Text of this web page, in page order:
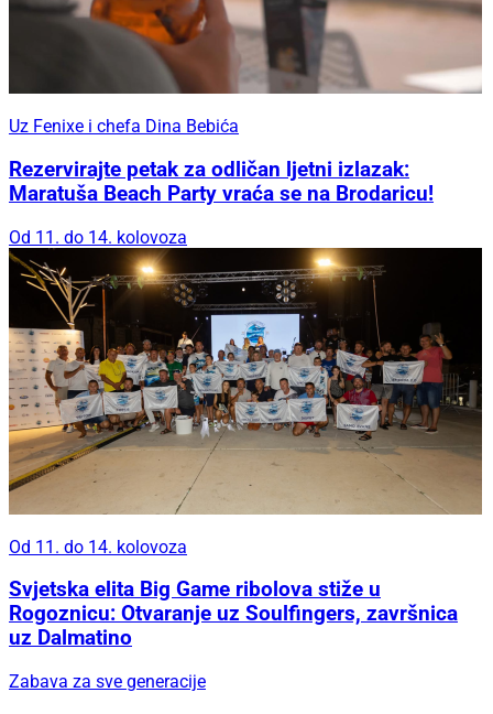
Uz Fenixe i chefa Dina Bebića
Rezervirajte petak za odličan ljetni izlazak:
Maratuša Beach Party vraća se na Brodaricu!
Od 11. do 14. kolovoza
Od 11. do 14. kolovoza
Svjetska elita Big Game ribolova stiže u
Rogoznicu: Otvaranje uz Soulfingers, završnica
uz Dalmatino
Zabava za sve generacije